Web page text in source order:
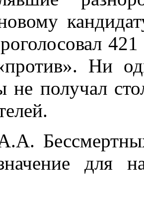
Ни
не получал
для